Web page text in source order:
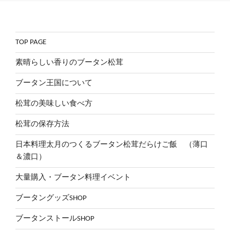
TOP PAGE
素晴らしい香りのブータン松茸
ブータン王国について
松茸の美味しい食べ方
松茸の保存方法
日本料理太月のつくるブータン松茸だらけご飯 （薄口
＆濃口）
大量購入・ブータン料理イベント
ブータングッズSHOP
ブータンストールSHOP